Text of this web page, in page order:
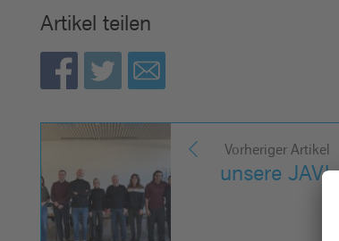
Artikel teilen
Vorheriger Artikel
unsere JAV!